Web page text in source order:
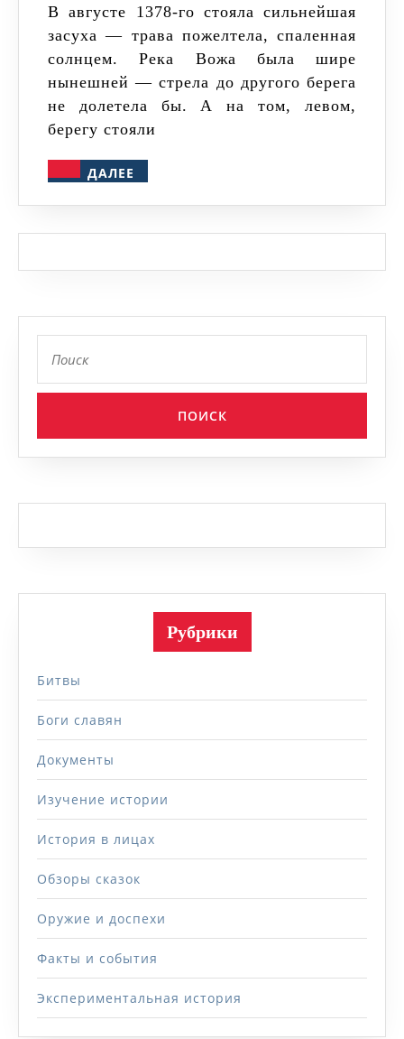
и
род
Вельяминовых
В августе 1378-го стояла сильнейшая
засуха — трава пожелтела, спаленная
солнцем. Река Вожа была шире
нынешней — стрела до другого берега
не долетела бы. А на том, левом,
берегу стояли
ДАЛЕЕ
Рубрики
Битвы
Боги славян
Документы
Изучение истории
История в лицах
Обзоры сказок
Оружие и доспехи
Факты и события
Экспериментальная история